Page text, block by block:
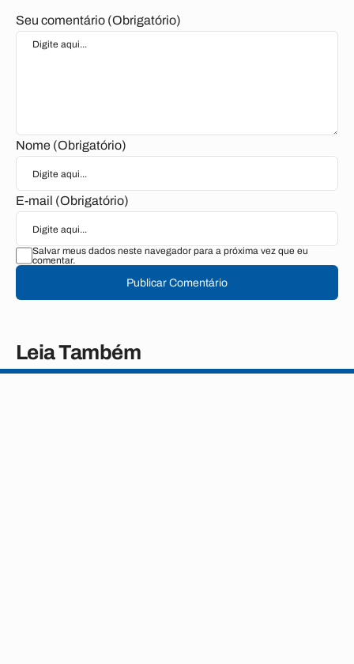
Seu comentário (Obrigatório)
Nome (Obrigatório)
E-mail (Obrigatório)
Salvar meus dados neste navegador para a próxima vez que eu
comentar.
Publicar Comentário
Leia Também